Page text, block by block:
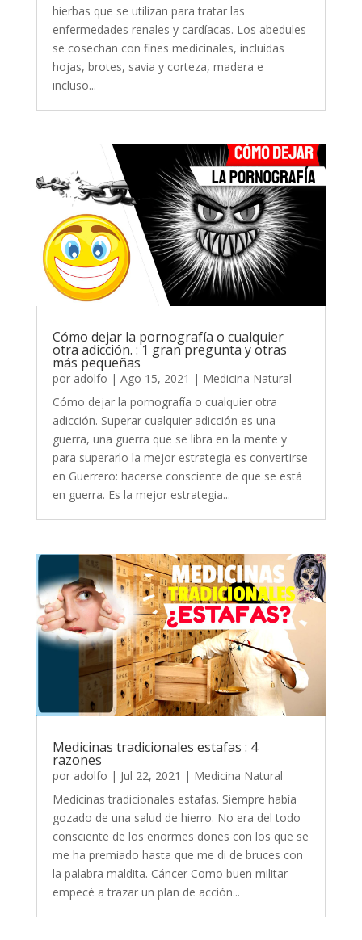
hierbas que se utilizan para tratar las
enfermedades renales y cardíacas. Los abedules
se cosechan con fines medicinales, incluidas
hojas, brotes, savia y corteza, madera e
incluso...
Cómo dejar la pornografía o cualquier
otra adicción. : 1 gran pregunta y otras
más pequeñas
por adolfo | Ago 15, 2021 | Medicina Natural
Cómo dejar la pornografía o cualquier otra
adicción. Superar cualquier adicción es una
guerra, una guerra que se libra en la mente y
para superarlo la mejor estrategia es convertirse
en Guerrero: hacerse consciente de que se está
en guerra. Es la mejor estrategia...
Medicinas tradicionales estafas : 4
razones
por adolfo | Jul 22, 2021 | Medicina Natural
Medicinas tradicionales estafas. Siempre había
gozado de una salud de hierro. No era del todo
consciente de los enormes dones con los que se
me ha premiado hasta que me di de bruces con
la palabra maldita. Cáncer Como buen militar
empecé a trazar un plan de acción...